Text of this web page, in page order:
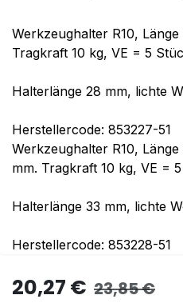
Werkzeughalter R10,
Tragkraft 10 kg, VE = 5
Halterlänge 28 mm, lichte
Herstellercode: 853227-51
Werkzeughalter R10,
mm. Tragkraft 10 kg, VE =
Halterlänge 33 mm, lichte
Herstellercode: 853228-51
20,27 € 23,85€